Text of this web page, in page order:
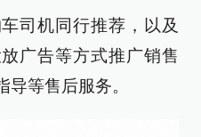
司机同行推荐，以及
广告等方式推广销售
等售后服务。